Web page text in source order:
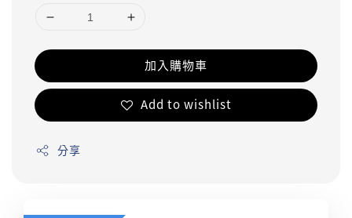
加入購物車
Add to wishlist
分享